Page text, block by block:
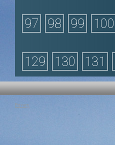
97 98 99 100
129 130 131
Privacy